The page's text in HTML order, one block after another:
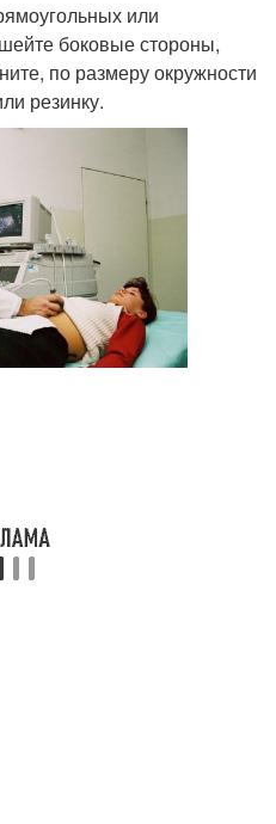
или
боковые стороны,
по размеру окружности
резинку.